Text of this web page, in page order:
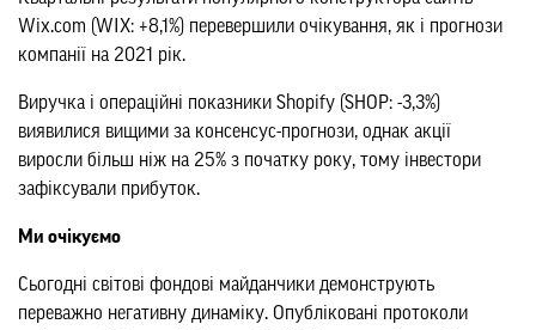
Wix.com (WIX: +8,1%) перевершили очікування, як і прогнози
компанії на 2021 рік.
Виручка і операційні показники Shopify (SHOP: -3,3%)
виявилися вищими за консенсус-прогнози, однак акції
виросли більш ніж на 25% з початку року, тому інвестори
зафіксували прибуток.
Ми очікуємо
Сьогодні світові фондові майданчики демонструють
переважно негативну динаміку. Опубліковані протоколи